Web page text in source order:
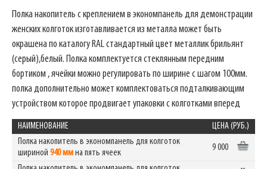
Полка накопитель с креплением в экономпанель для демонстрации
женских колготок изготавливается из металла может быть
окрашена по каталогу RAL стандартный цвет металлик брильянт
(серый),белый. Полка комплектуется стеклянным передним
бортиком , ячейки можно регулировать по ширине с шагом 100мм.
полка дополнительно может комплектоваться подталкивающим
устройством которое продвигает упаковки с колготками вперед
НАИМЕНОВАНИЕ
ЦЕНА (РУБ.)
Полка накопитель в экономпанель для колготок
шириной 940 ммна пять ячеек
9 000